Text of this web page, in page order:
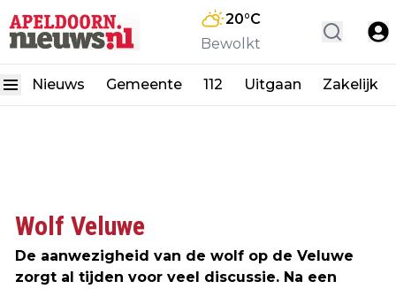
20°C
Bewolkt
Nieuws Gemeente 112 Uitgaan Zakelijk
Wolf Veluwe
De aanwezigheid van de wolf op de Veluwe
zorgt al tijden voor veel discussie. Na een